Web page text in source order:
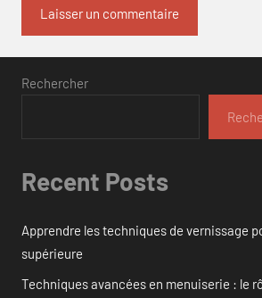
Rechercher
Recent Posts
Apprendre les techniques de vernissage
supérieure
Techniques avancées en menuiserie : le